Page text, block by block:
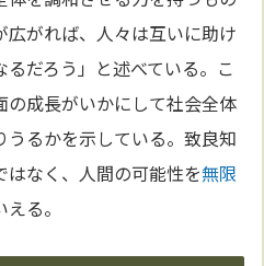
広がれば、人々は互いに助け
るだろう」と述べている。こ
の成長がいかにして社会全体
うるかを示している。致良知
はなく、人間の可能性を無限
る。